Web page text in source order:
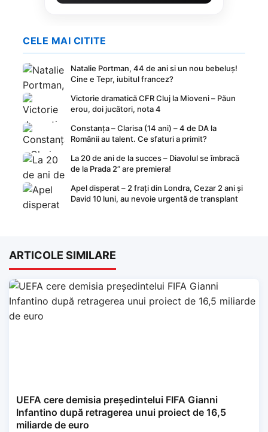
CELE MAI CITITE
Natalie Portman, 44 de ani si un nou bebeluș!
Cine e Tepr, iubitul francez?
Victorie dramatică CFR Cluj la Mioveni – Păun
erou, doi jucători, nota 4
Constanța – Clarisa (14 ani) – 4 de DA la
Românii au talent. Ce sfaturi a primit?
La 20 de ani de la succes – Diavolul se îmbracă
de la Prada 2” are premiera!
Apel disperat – 2 frați din Londra, Cezar 2 ani și
David 10 luni, au nevoie urgentă de transplant
ARTICOLE SIMILARE
UEFA cere demisia președintelui FIFA Gianni
Infantino după retragerea unui proiect de 16,5
miliarde de euro